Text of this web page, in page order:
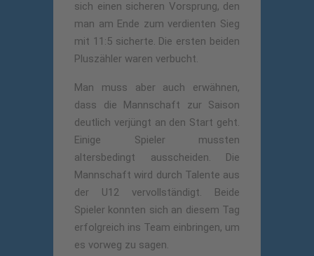
sich einen sicheren Vorsprung, den
man am Ende zum verdienten Sieg
mit 11:5 sicherte. Die ersten beiden
Pluszähler waren verbucht.
Man muss aber auch erwähnen,
dass die Mannschaft zur Saison
deutlich verjüngt an den Start geht.
Einige Spieler mussten
altersbedingt ausscheiden. Die
Mannschaft wird durch Talente aus
der U12 vervollständigt. Beide
Spieler konnten sich an diesem Tag
erfolgreich ins Team einbringen, um
es vorweg zu sagen.